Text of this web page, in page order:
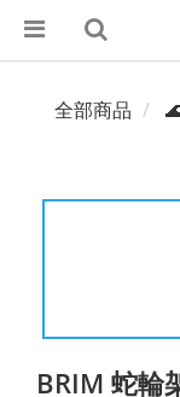
全部商品
BRIM 蛇輪